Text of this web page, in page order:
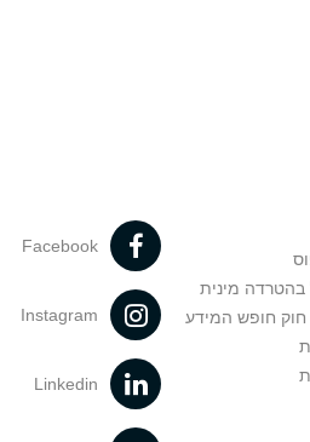
בהטרדה מינית
חוק חופש המידע
Facebook
Instagram
Linkedin